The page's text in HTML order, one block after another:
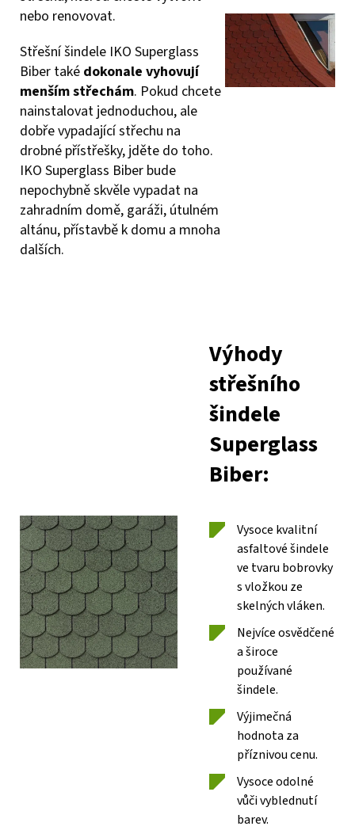
nebo renovovat.
Střešní šindele IKO Superglass
Biber také dokonale vyhovují
menším střechám. Pokud chcete
nainstalovat jednoduchou, ale
dobře vypadající střechu na
drobné přístřešky, jděte do toho.
IKO Superglass Biber bude
nepochybně skvěle vypadat na
zahradním domě, garáži, útulném
altánu, přístavbě k domu a mnoha
dalších.
Výhody
střešního
šindele
Superglass
Biber:
Vysoce kvalitní
asfaltové šindele
ve tvaru bobrovky
s vložkou ze
skelných vláken.
Nejvíce osvědčené
a široce
používané
šindele.
Výjimečná
hodnota za
příznivou cenu.
Vysoce odolné
vůči vyblednutí
barev.